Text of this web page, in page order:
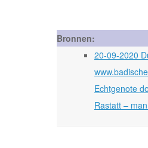
Bronnen:
20-09-2020
Echtgenote
Rastatt –